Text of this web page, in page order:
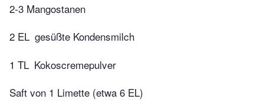
2-3 Mangostanen
2 EL gesüßte Kondensmilch
1 TL Kokoscremepulver
Saft von 1 Limette (etwa 6 EL)